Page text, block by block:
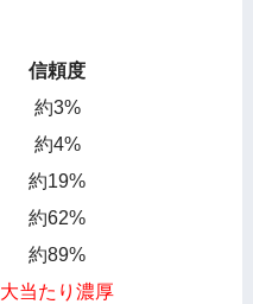
信頼度
約3%
約4%
約19%
約62%
約89%
大当たり濃厚